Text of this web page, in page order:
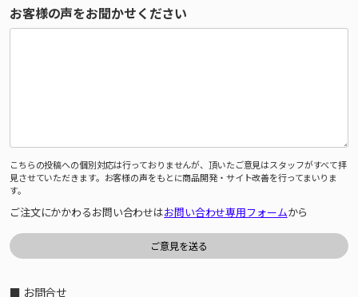
お客様の声をお聞かせください
こちらの投稿への個別対応は行っておりませんが、頂いたご意見はスタッフがすべて拝
見させていただきます。お客様の声をもとに商品開発・サイト改善を行ってまいりま
す。
ご注文にかかわるお問い合わせはお問い合わせ専用フォームから
■ お問合せ